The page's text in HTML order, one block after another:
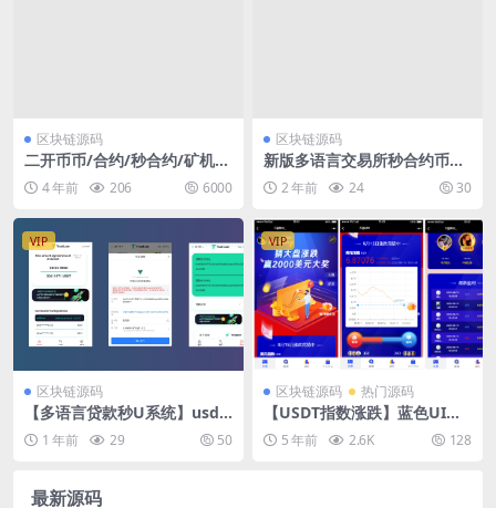
区块链源码
二开币币/合约/秒合约/矿机/
申购/交易所源码
4 年前 206 6000
区块链源码
新版多语言交易所秒合约币币
合约新币认购平台币
2 年前 24 30
VIP
区块链源码
【多语言贷款秒U系统】usdt
借贷授权+贷款盗U源码+二开
版 1 年前 29 50
VIP
区块链源码 热门源码
【USDT指数涨跌】蓝色UI二
开币圈+万盈财经币圈+充值提
现+K线正常+大盘涨跌竞猜
5 年前 2.6K 128
最新源码